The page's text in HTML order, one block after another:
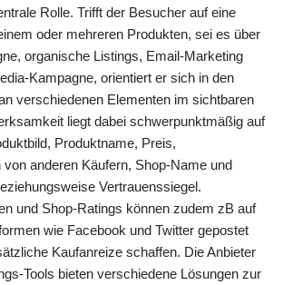
Rolle. Trifft der Besucher auf eine
oder mehreren Produkten, sei es über
organische Listings, Email-Marketing
Kampagne, orientiert er sich in den
verschiedenen Elementen im sichtbaren
liegt dabei schwerpunktmäßig auf
Produktname, Preis,
von anderen Käufern, Shop-Name und
Vertrauenssiegel.
und Shop-Ratings können zudem zB auf
wie Facebook und Twitter gepostet
Kaufanreize schaffen. Die Anbieter
Tools bieten verschiedene Lösungen zur